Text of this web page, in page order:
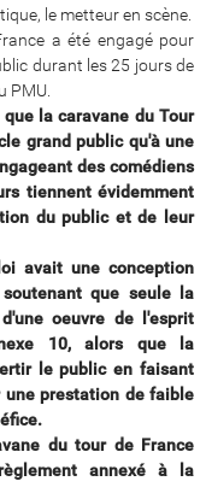
le metteur en scène.
a été engagé pour
durant les 25 jours de
PMU.
la caravane du Tour
grand public qu'à une
des comédiens
tiennent évidemment
du public et de leur
avait une conception
que seule la
oeuvre de l'esprit
10, alors que la
le public en faisant
une prestation de faible
du tour de France
annexé à la